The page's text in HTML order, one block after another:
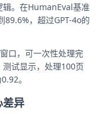
辑。在HumanEval基准
89.6%，超过GPT-4o的
口，可一次性处理完
试显示，处理100页
。
异